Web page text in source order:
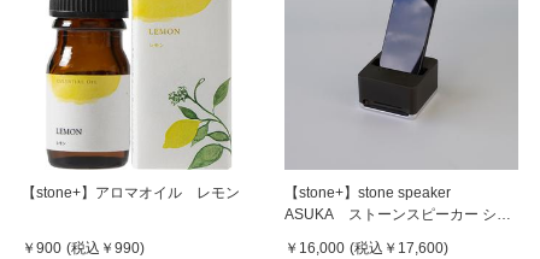
【stone+】アロマオイル レモン
￥900 (税込 ￥990)
【stone+】stone speaker
ASUKA ストーンスピーカー シル
￥16,000 (税込 ￥17,600)